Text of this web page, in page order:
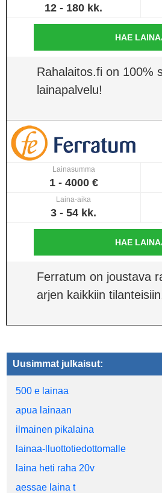
12 - 180 kk.
HAE
Rahalaitos.fi on 100%
lainapalvelu!
Lainasumma
1 - 4000 €
Laina-aika
3 - 54 kk.
HAE
Ferratum on joustava
arjen kaikkiin
Uusimmat julkaisut:
500 e lainaa
apua lainaan
ilmainen pikalaina
lainaa-lluottotiedottomalle
laina heti raha 20v
aessae laina t